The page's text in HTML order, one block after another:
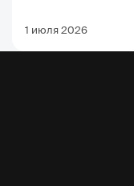
1 июля 2026